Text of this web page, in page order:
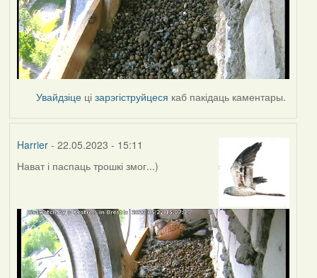
Увайдзіце цізарэгіструйцеся каб пакідаць каментары.
Harrier- 22.05.2023 - 15:11
Нават і паспаць трошкі змог...)